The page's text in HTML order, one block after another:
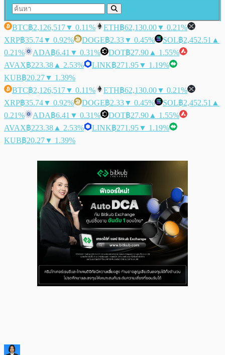
BTC฿2,126,517▼ 0.11% ETH฿62,130.00▼ 0.21%
XRP฿35.74▼ 0.92% DOGE฿2.33▼ 0.45% SOL฿2,452.51 ▲
0.21%
ADA฿6.41 ▼ 0.31% DOT฿27.90 ▲ 1.55%
AVAX฿223.38 ▲ 2.53% LINK฿271.95▼ 1.19%
KUB฿20.27▼ 1.39%
BTC฿2,126,517▼ 0.11% ETH฿62,130.00▼ 0.21%
XRP฿35.74▼ 0.92% DOGE฿2.33▼ 0.45% SOL฿2,452.51 ▲
0.21%
ADA฿6.41 ▼ 0.31% DOT฿27.90 ▲ 1.55%
AVAX฿223.38 ▲ 2.53% LINK฿271.95▼ 1.19%
KUB฿20.27▼ 1.39%